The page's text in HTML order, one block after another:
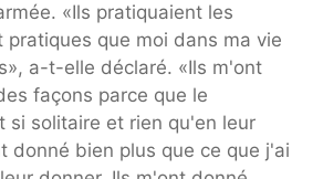
«Ils pratiquaient les
pratiques que moi dans ma vie
a-t-elle déclaré. «Ils m'ont
façons parce que le
si solitaire et rien qu'en leur
donné bien plus que ce que j'ai